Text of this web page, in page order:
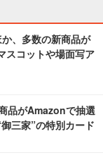
か、多数の新商品が
スコットや場面写ア
品がAmazonで抽選
三家”の特別カード